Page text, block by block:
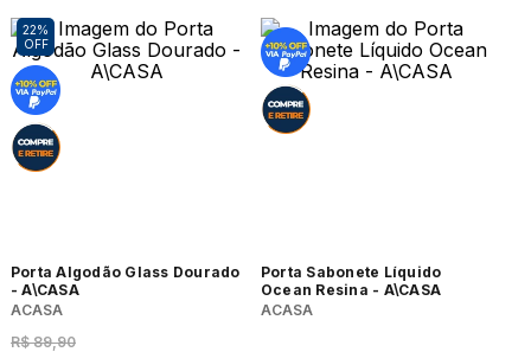
22%
OFF
Porta Algodão Glass Dourado
- A\CASA
ACASA
R$ 89,90
Porta Sabonete Líquido
Ocean Resina - A\CASA
ACASA